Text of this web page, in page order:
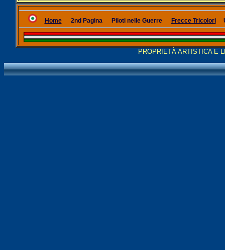
Home 2nd Pagina Piloti nelle Guerre Frecce Tricolori
PROPRIETÀ ARTISTICA E